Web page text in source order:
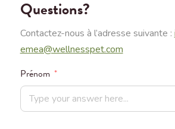
Questions?
Contactez-nous à l’adresse suivante :
emea@wellnesspet.com
Prénom *